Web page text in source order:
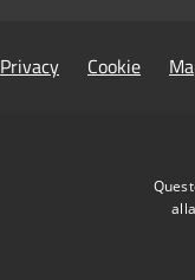
Privacy Cookie